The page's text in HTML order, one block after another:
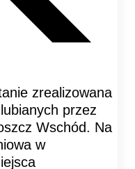
zrealizowana
przez
Wschód. Na
w